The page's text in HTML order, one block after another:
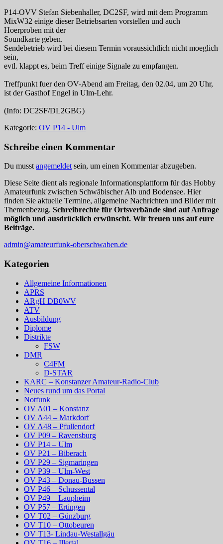
P14-OVV Stefan Siebenhaller, DC2SF, wird mit dem Programm
MixW32 einige dieser Betriebsarten vorstellen und auch
Hoerproben mit der
Soundkarte geben.
Sendebetrieb wird bei diesem Termin voraussichtlich nicht moeglich
sein,
evtl. klappt es, beim Treff einige Signale zu empfangen.
Treffpunkt fuer den OV-Abend am Freitag, den 02.04, um 20 Uhr,
ist der Gasthof Engel in Ulm-Lehr.
(Info: DC2SF/DL2GBG)
Kategorie: OV P14 - Ulm
Schreibe einen Kommentar
Du musst angemeldet sein, um einen Kommentar abzugeben.
Diese Seite dient als regionale Informationsplattform für das Hobby
Amateurfunk zwischen Schwäbischer Alb und Bodensee. Hier
finden Sie aktuelle Termine, allgemeine Nachrichten und Bilder mit
Themenbezug. Schreibrechte für Ortsverbände sind auf Anfrage
möglich und ausdrücklich erwünscht. Wir freuen uns auf eure
Beiträge.
admin@amateurfunk-oberschwaben.de
Kategorien
Allgemeine Informationen
APRS
ARgH DB0WV
ATV
Ausbildung
Diplome
Distrikte
FSW
DMR
C4FM
D-STAR
KARC – Konstanzer Amateur-Radio-Club
Neues rund um das Portal
Notfunk
OV A01 – Konstanz
OV A44 – Markdorf
OV A48 – Pfullendorf
OV P09 – Ravensburg
OV P14 – Ulm
OV P21 – Biberach
OV P29 – Sigmaringen
OV P39 – Ulm-West
OV P43 – Donau-Bussen
OV P46 – Schussental
OV P49 – Laupheim
OV P57 – Ertingen
OV T02 – Günzburg
OV T10 – Ottobeuren
OV T13- Lindau-Westallgäu